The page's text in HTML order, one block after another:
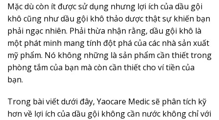
Mặc dù còn ít được sử dụng nhưng lợi ích của dầu gội
khô cũng như dầu gội khô thảo dược thật sự khiến bạn
phải ngạc nhiên. Phải thừa nhận rằng, dầu gội khô là
một phát minh mang tính đột phá của các nhà sản xuất
mỹ phẩm. Nó không những là sản phẩm cần thiết trong
phòng tắm của bạn mà còn cần thiết cho ví tiền của
bạn.
Trong bài viết dưới đây, Yaocare Medic sẽ phân tích kỹ
hơn về lợi ích của dầu gội không cần nước không chỉ với